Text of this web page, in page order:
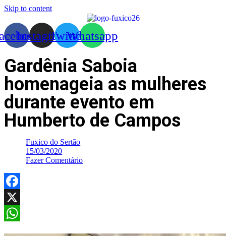
Skip to content
InstagramTwitterWhatsapp
Gardênia Saboia
homenageia as mulheres
durante evento em
Humberto de Campos
Fuxico do Sertão
15/03/2020
Fazer Comentário
Facebook
X